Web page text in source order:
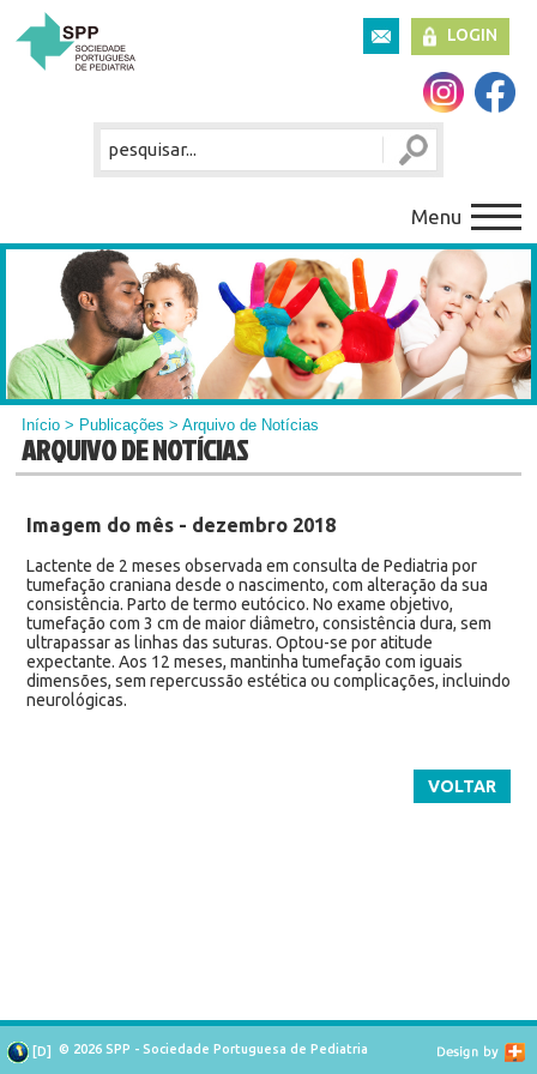
LOGIN
Menu
Início > Publicações > Arquivo de Notícias
ARQUIVO DE NOTÍCIAS
Imagem do mês - dezembro 2018
Lactente de 2 meses observada em consulta de Pediatria por
tumefação craniana desde o nascimento, com alteração da sua
consistência. Parto de termo eutócico. No exame objetivo,
tumefação com 3 cm de maior diâmetro, consistência dura, sem
ultrapassar as linhas das suturas. Optou-se por atitude
expectante. Aos 12 meses, mantinha tumefação com iguais
dimensões, sem repercussão estética ou complicações, incluindo
neurológicas.
VOLTAR
[D] © 2026 SPP - Sociedade Portuguesa de Pediatria